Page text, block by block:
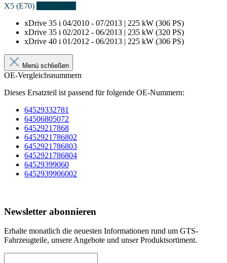
X5 (E70)
xDrive 35 i 04/2010 - 07/2013 | 225 kW (306 PS)
xDrive 35 i 02/2012 - 06/2013 | 235 kW (320 PS)
xDrive 40 i 01/2012 - 06/2013 | 225 kW (306 PS)
Menü schließen
OE-Vergleichsnummern
Dieses Ersatzteil ist passend für folgende OE-Nummern:
64529332781
64506805072
64529217868
6452921786802
6452921786803
6452921786804
64529399060
6452939906002
Newsletter abonnieren
Erhalte monatlich die neuesten Informationen rund um GTS-
Fahrzeugteile, unsere Angebote und unser Produktsortiment.